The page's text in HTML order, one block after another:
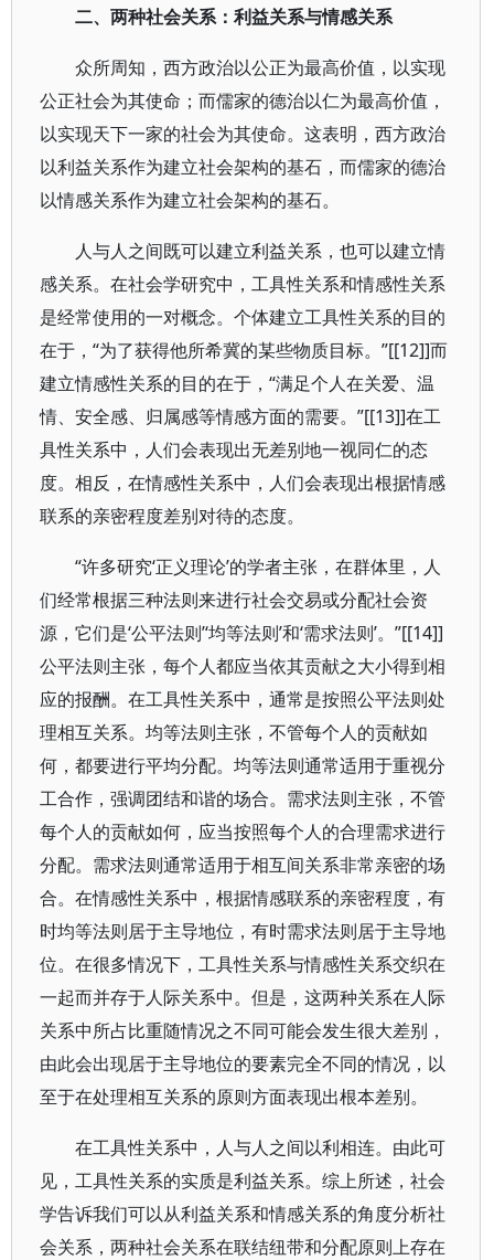
二、两种社会关系：利益关系与情感关系
众所周知，西方政治以公正为最高价值，以实现
公正社会为其使命；而儒家的德治以仁为最高价值，
以实现天下一家的社会为其使命。这表明，西方政治
以利益关系作为建立社会架构的基石，而儒家的德治
以情感关系作为建立社会架构的基石。
人与人之间既可以建立利益关系，也可以建立情
感关系。在社会学研究中，工具性关系和情感性关系
是经常使用的一对概念。个体建立工具性关系的目的
在于，“为了获得他所希冀的某些物质目标。”[[12]]而
建立情感性关系的目的在于，“满足个人在关爱、温
情、安全感、归属感等情感方面的需要。”[[13]]在工
具性关系中，人们会表现出无差别地一视同仁的态
度。相反，在情感性关系中，人们会表现出根据情感
联系的亲密程度差别对待的态度。
“许多研究‘正义理论’的学者主张，在群体里，人
们经常根据三种法则来进行社会交易或分配社会资
源，它们是‘公平法则’‘均等法则’和‘需求法则’。”[[14]]
公平法则主张，每个人都应当依其贡献之大小得到相
应的报酬。在工具性关系中，通常是按照公平法则处
理相互关系。均等法则主张，不管每个人的贡献如
何，都要进行平均分配。均等法则通常适用于重视分
工合作，强调团结和谐的场合。需求法则主张，不管
每个人的贡献如何，应当按照每个人的合理需求进行
分配。需求法则通常适用于相互间关系非常亲密的场
合。在情感性关系中，根据情感联系的亲密程度，有
时均等法则居于主导地位，有时需求法则居于主导地
位。在很多情况下，工具性关系与情感性关系交织在
一起而并存于人际关系中。但是，这两种关系在人际
关系中所占比重随情况之不同可能会发生很大差别，
由此会出现居于主导地位的要素完全不同的情况，以
至于在处理相互关系的原则方面表现出根本差别。
在工具性关系中，人与人之间以利相连。由此可
见，工具性关系的实质是利益关系。综上所述，社会
学告诉我们可以从利益关系和情感关系的角度分析社
会关系，两种社会关系在联结纽带和分配原则上存在